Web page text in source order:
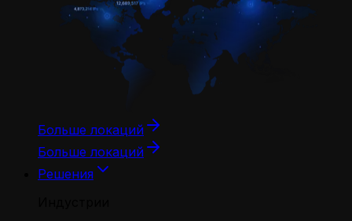
Больше локаций
Больше локаций
Решения